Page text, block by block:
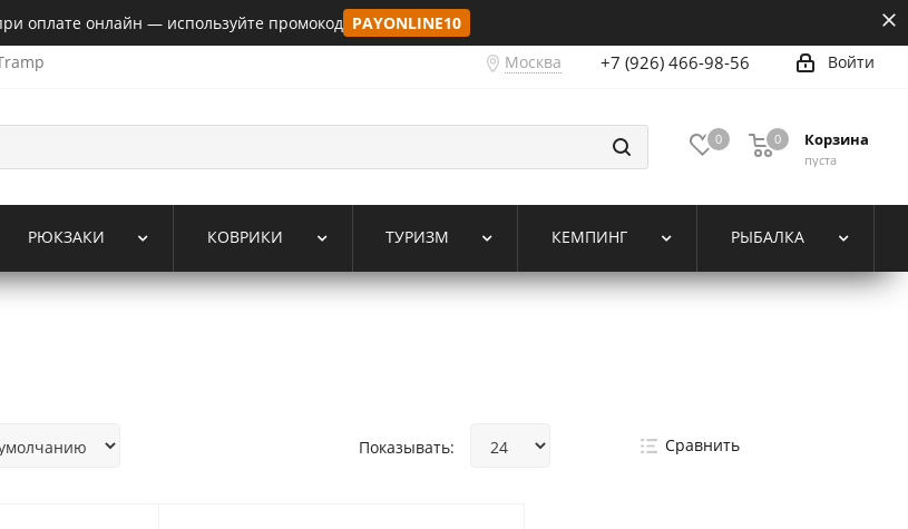
оплате онлайн — используйте промокод PAYONLINE10
Москва Войти
+7 (926) 466-98-56
0 Корзина
пуста
0
РЮКЗАКИ КОВРИКИ ТУРИЗМ КЕМПИНГ РЫБАЛКА
Показывать: Сравнить